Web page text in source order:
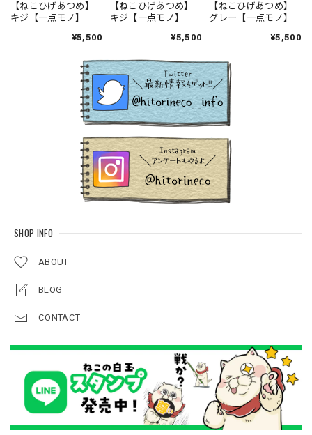
SHOP INFO
ABOUT
BLOG
CONTACT
【ねこひげあつめ】
キジ【一点モノ】
¥5,500
【ねこひげあつめ】
キジ【一点モノ】
¥5,500
【ねこひげあつめ】
グレー【一点モノ】
¥5,500